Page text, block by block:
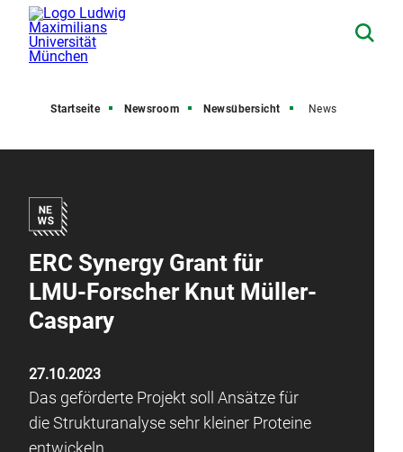
Startseite Newsroom Newsübersicht News
ERC Synergy Grant für
LMU-Forscher Knut Müller-
Caspary
27.10.2023
Das geförderte Projekt soll Ansätze für
die Strukturanalyse sehr kleiner Proteine
entwickeln.